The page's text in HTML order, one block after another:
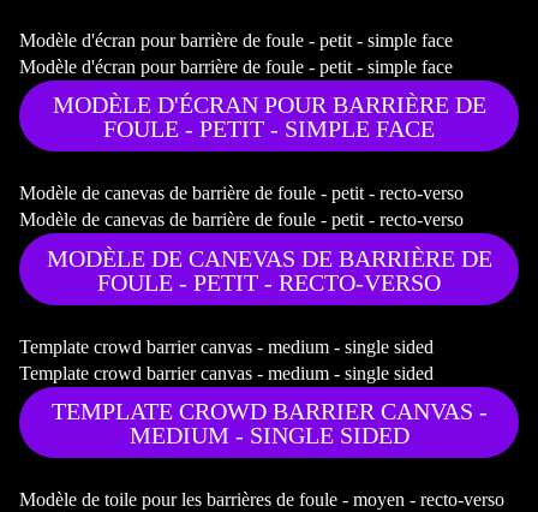
Modèle d'écran pour barrière de foule - petit - simple face
Modèle d'écran pour barrière de foule - petit - simple face
MODÈLE D'ÉCRAN POUR BARRIÈRE DE
FOULE - PETIT - SIMPLE FACE
Modèle de canevas de barrière de foule - petit - recto-verso
Modèle de canevas de barrière de foule - petit - recto-verso
MODÈLE DE CANEVAS DE BARRIÈRE DE
FOULE - PETIT - RECTO-VERSO
Template crowd barrier canvas - medium - single sided
Template crowd barrier canvas - medium - single sided
TEMPLATE CROWD BARRIER CANVAS -
MEDIUM - SINGLE SIDED
Modèle de toile pour les barrières de foule - moyen - recto-verso